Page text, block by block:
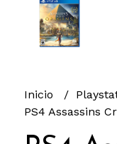
Inicio
PS4 Assassins